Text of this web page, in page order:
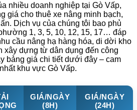
nhiều doanh nghiệp tại Gò Vấp,
giá cho thuê xe nâng minh bạch,
Dịch vụ của chúng tôi bao phủ
1, 3, 5, 10, 12, 15, 17… đáp
cầu nâng hạ hàng hóa, di dời kho
xây dựng từ dân dụng đến công
bảng giá chi tiết dưới đây – cam
khu vực Gò Vấp.
GIÁ/NGÀY
(8H)
GIÁ/NGÀY
(24H)